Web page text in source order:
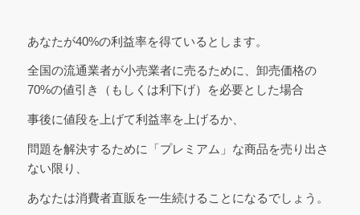
あなたが40%の利益率を得ているとします。
全国の流通業者が小売業者に売るために、卸売価格の
70%の値引き（もしくは利下げ）を必要とした場合
事後に値段を上げて利益率を上げるか、
問題を解決するために「プレミアム」な商品を売り出さ
ない限り、
あなたは消費者直販を一生続けることになるでしょう。